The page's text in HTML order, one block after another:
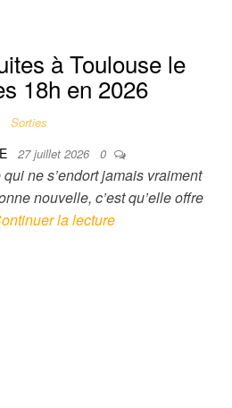
à Toulouse le
18h en 2026
Sorties
27 juillet 2026 0
ne s’endort jamais vraiment
nouvelle, c’est qu’elle offre
la lecture